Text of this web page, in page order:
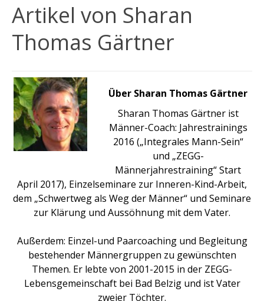
Artikel von Sharan
Thomas Gärtner
Über Sharan Thomas Gärtner
Sharan Thomas Gärtner ist
Männer-Coach: Jahrestrainings
2016 („Integrales Mann-Sein“
und „ZEGG-
Männerjahrestraining“ Start
April 2017), Einzelseminare zur Inneren-Kind-Arbeit,
dem „Schwertweg als Weg der Männer“ und Seminare
zur Klärung und Aussöhnung mit dem Vater.
Außerdem: Einzel-und Paarcoaching und Begleitung
bestehender Männergruppen zu gewünschten
Themen. Er lebte von 2001-2015 in der ZEGG-
Lebensgemeinschaft bei Bad Belzig und ist Vater
zweier Töchter.